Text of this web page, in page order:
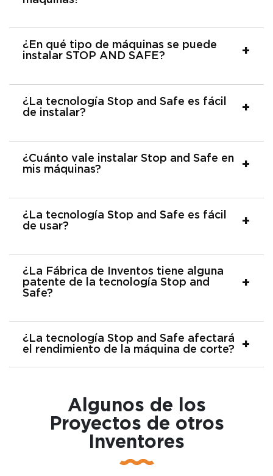
¿En qué tipo de máquinas se puede
instalar STOP AND SAFE?
¿La tecnología Stop and Safe es fácil
de instalar?
¿Cuánto vale instalar Stop and Safe en
mis máquinas?
¿La tecnología Stop and Safe es fácil
de usar?
¿La Fábrica de Inventos tiene alguna
patente de la tecnología Stop and
Safe?
¿La tecnología Stop and Safe afectará
el rendimiento de la máquina de corte?
Algunos de los
Proyectos de otros
Inventores